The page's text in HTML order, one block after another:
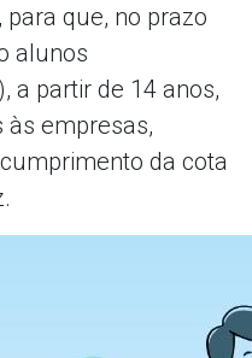
que, no prazo
alunos
a partir de 14 anos,
às empresas,
da cota